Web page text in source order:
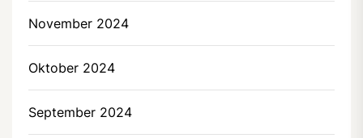
November 2024
Oktober 2024
September 2024